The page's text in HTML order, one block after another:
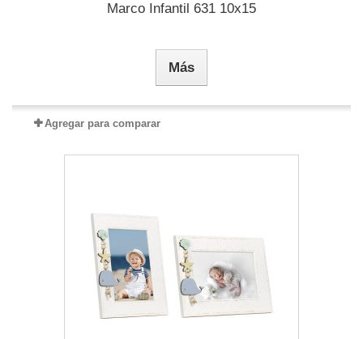
Marco Infantil 631 10x15
Más
Agregar para comparar